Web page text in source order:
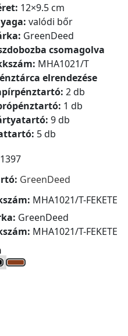
12×9.5 cm
valódi bőr
GreenDeed
csomagolva
MHA1021/T
elrendezése
2 db
1 db
9 db
5 db
1397
GreenDeed
MHA1021/T-FEKETE
GreenDeed
MHA1021/T-FEKETE